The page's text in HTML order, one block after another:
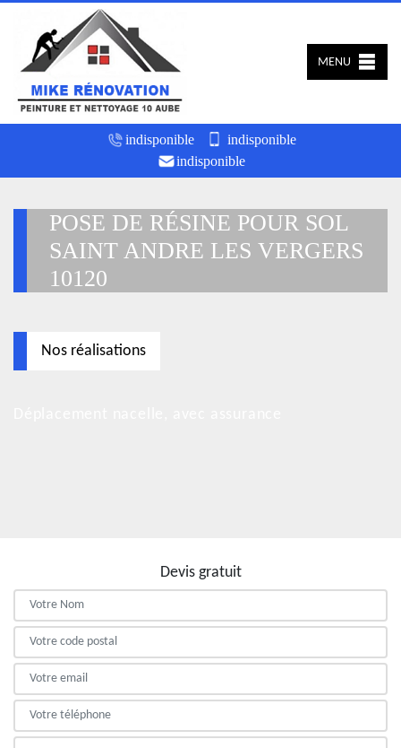
indisponible
indisponible
indisponible
MENU
POSE DE RÉSINE POUR SOL
SAINT ANDRE LES VERGERS
10120
Nos réalisations
Devis gratuit